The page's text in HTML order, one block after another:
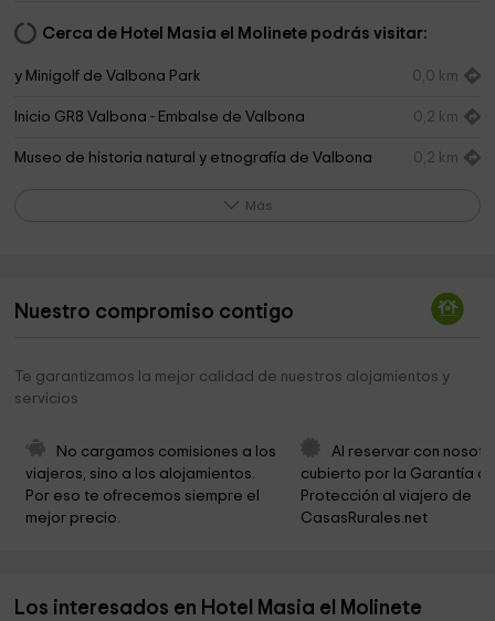
Cerca de Hotel Masia el Molinete podrás visitar:
y Minigolf de Valbona Park 0,0 km
Inicio GR8 Valbona - Embalse de Valbona 0,2 km
Museo de historia natural y etnografía de Valbona 0,2 km
Birdingteruel 5,5 km
Parroquia de Santa María
Muralla
Fuente del Hocino. Mora de Rubielos
Hongos Iglesia Mora Rubielos 9,6 km
Merendero Ermita del Pilar 13,9 km
Más
Nuestro compromiso contigo
Te garantizamos la mejor calidad de nuestros alojamientos y
servicios
No cargamos comisiones a los
viajeros, sino a los alojamientos.
Por eso te ofrecemos siempre el
mejor precio.
Al reservar con
cubierto por la Garantía
Protección al viajero de
CasasRurales.net
Los interesados en Hotel Masia el Molinete